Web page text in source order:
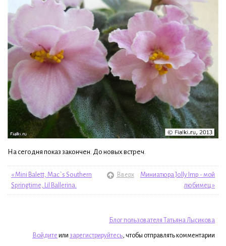
На сегодня показ закончен. До новых встреч.
« Mini Balett, Mac`s Southern
Springtime, Lil Ballerina.
Вверх
Миниатюра Jolly Imp - мой
любимец »
Блог пользователя Татьяна Лысикова
Войдите или зарегистрируйтесь, чтобы отправлять комментарии